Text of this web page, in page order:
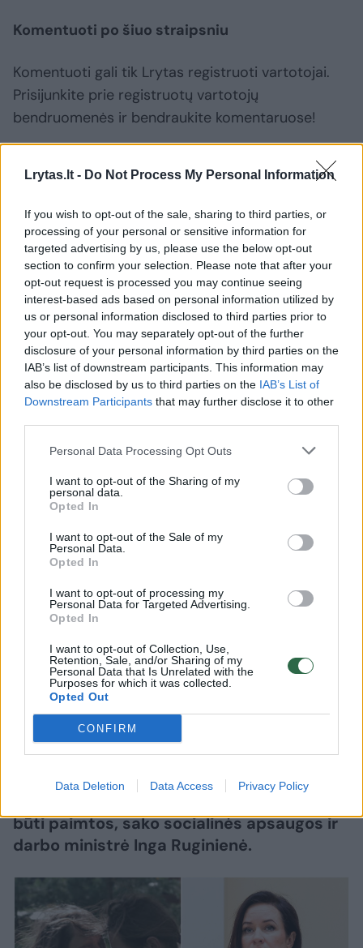
Lrytas.lt - Do Not Process My Personal Information
If you wish to opt-out of the sale, sharing to third parties, or
processing of your personal or sensitive information for
targeted advertising by us, please use the below opt-out
section to confirm your selection. Please note that after your
opt-out request is processed you may continue seeing
interest-based ads based on personal information utilized by
us or personal information disclosed to third parties prior to
your opt-out. You may separately opt-out of the further
disclosure of your personal information by third parties on the
IAB’s list of downstream participants. This information may
also be disclosed by us to third parties on the IAB’s List of
Downstream Participants that may further disclose it to other
Personal Data Processing Opt Outs
I want to opt-out of the Sharing of my
personal data.
Opted In
I want to opt-out of the Sale of my
Personal Data.
Opted In
I want to opt-out of processing my
Personal Data for Targeted Advertising.
Opted In
I want to opt-out of Collection, Use,
Retention, Sale, and/or Sharing of my
Personal Data that Is Unrelated with the
Purposes for which it was collected.
Opted Out
CONFIRM
Data Deletion Data Access Privacy Policy
Komentuoti po šiuo straipsniu
Komentuoti gali tik Lrytas registruoti vartotojai.
Prisijunkite prie registruotų vartotojų
bendruomenės ir bendraukite komentaruose!
Rodyti komentarus
Prisijungti komentatoriams
Gyvenimo būdas
Inga Ruginienė apie vaikų paėmimą
iš Žlabių šeimos: „Sprendimas yra
priimtas“(6)
2026 m. rugpjūčio 5 d. 11:26
Lrytas.lt
Jei Ukmergės rajone gyvenanti Žlabių
šeima atsisakys bendradarbiauti su
Valstybinės vaiko teisių apsaugos ir
būti paimtos, sako socialinės apsaugos ir
darbo ministrė Inga Ruginienė.